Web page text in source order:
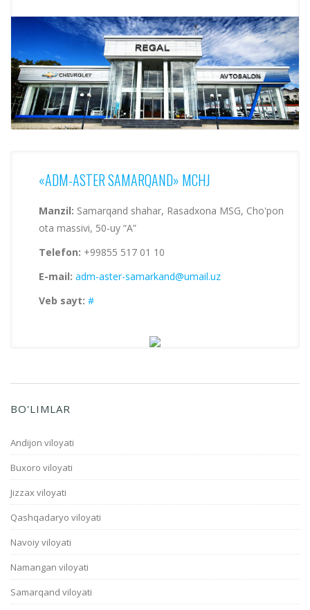
«ADM-ASTER SAMARQAND» MCHJ
Manzil: Samarqand shahar, Rasadxona MSG, Cho'pon
ota massivi, 50-uy “A”
Telefon: +99855 517 01 10
E-mail: adm-aster-samarkand@umail.uz
Veb sayt: #
BO'LIMLAR
Andijon viloyati
Buxoro viloyati
Jizzax viloyati
Qashqadaryo viloyati
Navoiy viloyati
Namangan viloyati
Samarqand viloyati